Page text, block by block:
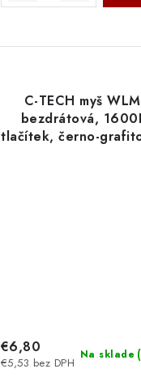
C-TECH myš
bezdrátová,
tlačítek, černo-
Na sklade (
€5,53 bez DPH
€6,80